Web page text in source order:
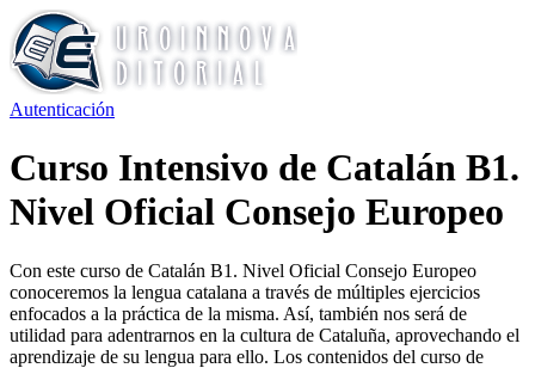
Autenticación
Curso Intensivo de Catalán B1.
Nivel Oficial Consejo Europeo
Con este curso de Catalán B1. Nivel Oficial Consejo Europeo
conoceremos la lengua catalana a través de múltiples ejercicios
enfocados a la práctica de la misma. Así, también nos será de
utilidad para adentrarnos en la cultura de Cataluña, aprovechando el
aprendizaje de su lengua para ello. Los contenidos del curso de